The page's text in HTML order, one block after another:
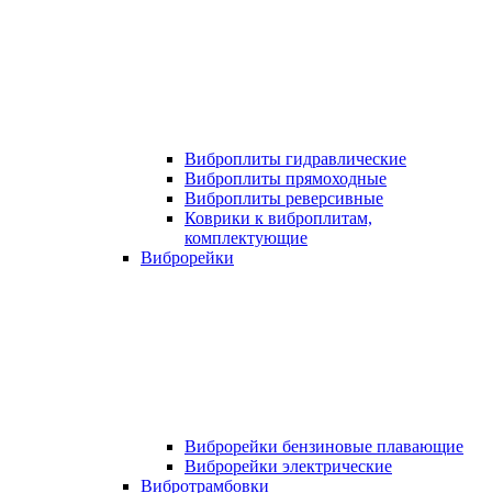
Виброплиты гидравлические
Виброплиты прямоходные
Виброплиты реверсивные
Коврики к виброплитам,
комплектующие
Виброрейки
Виброрейки бензиновые плавающие
Виброрейки электрические
Вибротрамбовки